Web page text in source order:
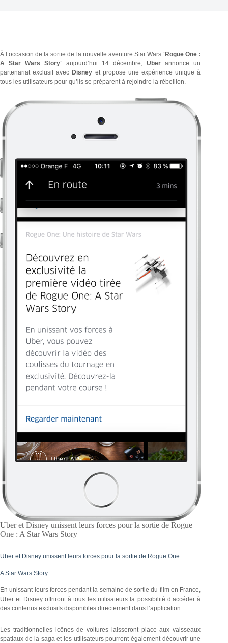
À l’occasion de la sortie de la nouvelle aventure Star Wars “Rogue One :
A Star Wars Story” aujourd’hui 14 décembre,Uber annonce un
partenariat exclusif avec Disney et propose une expérience unique à
tous les utilisateurs pour qu’ils se préparent à rejoindre la rébellion.
Uber et Disney unissent leurs forces pour la sortie de Rogue
One : A Star Wars Story
Uber et Disney unissent leurs forces pour la sortie de Rogue One
A Star Wars Story
En unissant leurs forces pendant la semaine de sortie du film en France,
Uber et Disney offriront à tous les utilisateurs la possibilité d’accéder à
des contenus exclusifs disponibles directement dans l’application.
Les traditionnelles icônes de voitures laisseront place aux vaisseaux
spatiaux de la saga et les utilisateurs pourront également découvrir une